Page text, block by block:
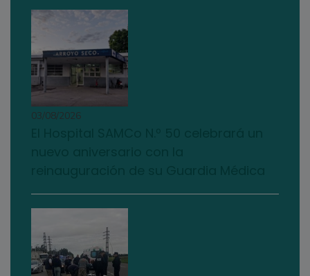
03/08/2026